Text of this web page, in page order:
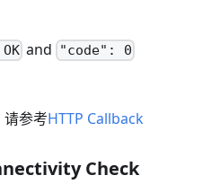
and "code": 0
参考HTTP Callback
Check